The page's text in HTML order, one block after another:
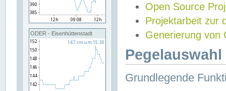
ODER - Eisenhüttenstadt
Open Source
Projektarbeit zur
Generierung von
Grundlegende